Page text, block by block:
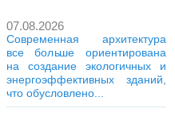
07.08.2026
Современная архитектура
все больше ориентирована
на создание экологичных и
энергоэффективных зданий,
что обусловлено...